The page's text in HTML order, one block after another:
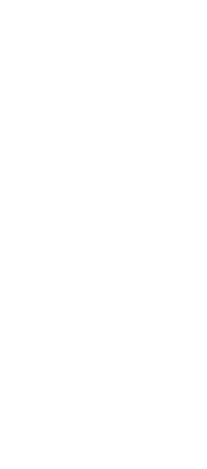
não motorizados
e divertidas.